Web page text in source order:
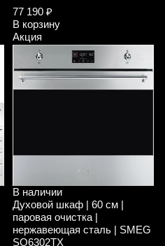
77 190 ₽
В корзину
Акция
В наличии
Духовой шкаф | 60 см |
паровая очистка |
нержавеющая сталь | SMEG
SO6302TX